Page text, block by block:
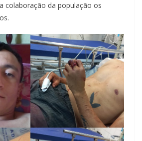
colaboração da população os